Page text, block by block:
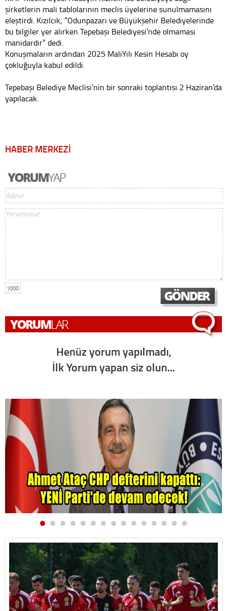
şirketlerin mali tablolarının meclis üyelerine sunulmamasını
eleştirdi. Kızılcık, “Odunpazarı ve Büyükşehir Belediyelerinde
bu bilgiler yer alırken Tepebaşı Belediyesi’nde olmaması
manidardır” dedi.
Konuşmaların ardından 2025 MaliYılı Kesin Hesabı oy
çokluğuyla kabul edildi.
Tepebaşı Belediye Meclisi’nin bir sonraki toplantısı 2 Haziran’da
yapılacak.
HABER MERKEZİ
1000
Henüz yorum yapılmadı,
İlk Yorum yapan siz olun...